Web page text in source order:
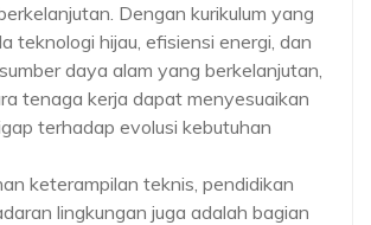
Dengan kurikulum yang
teknologi hijau, efisiensi energi, dan
daya alam yang berkelanjutan,
tenaga kerja dapat menyesuaikan
terhadap evolusi kebutuhan
keterampilan teknis, pendidikan
lingkungan juga adalah bagian